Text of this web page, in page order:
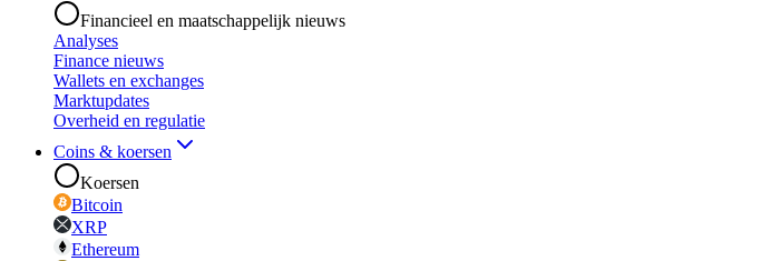
Financieel en maatschappelijk nieuws
Analyses
Finance nieuws
Wallets en exchanges
Marktupdates
Overheid en regulatie
Coins & koersen
Koersen
Bitcoin
XRP
Ethereum